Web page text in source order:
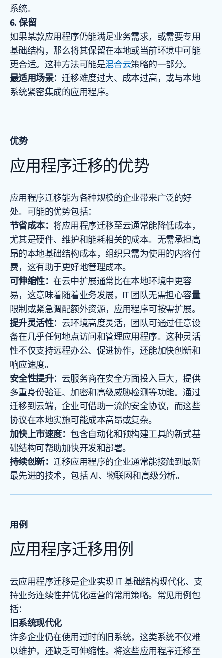
系统。
6. 保留
如果某款应用程序仍能满足业务需求，或需要专用
基础结构，那么将其保留在本地或当前环境中可能
更合适。这种方法可能是混合云策略的一部分。
最适用场景： 迁移难度过大、成本过高，或与本地
系统紧密集成的应用程序。
优势
应用程序迁移的优势
应用程序迁移能为各种规模的企业带来广泛的好
处。可能的优势包括：
节省成本：将应用程序迁移至云通常能降低成本，
尤其是硬件、维护和能耗相关的成本。无需承担高
昂的本地基础结构成本，组织只需为使用的内容付
费，这有助于更好地管理成本。
可伸缩性：在云中扩展通常比在本地环境中更容
易，这意味着随着业务发展，IT 团队无需担心容量
限制或紧急调配额外资源，应用程序可按需扩展。
提升灵活性： 云环境高度灵活，团队可通过任意设
备在几乎任何地点访问和管理应用程序。这种灵活
性不仅支持远程办公、促进协作，还能加快创新和
响应速度。
安全性提升： 云服务商在安全方面投入巨大，提供
多重身份验证、加密和高级威胁检测等功能。通过
迁移到云端，企业可借助一流的安全协议，而这些
协议在本地实施可能成本高昂或复杂。
加快上市速度：包含自动化和预构建工具的新式基
础结构可帮助加快开发和部署。
持续创新：迁移应用程序的企业通常能接触到最新
最先进的技术，包括 AI、物联网和高级分析。
用例
应用程序迁移用例
云应用程序迁移是企业实现 IT 基础结构现代化、支
持业务连续性并优化运营的常用策略。常见用例包
括：
旧系统现代化
许多企业仍在使用过时的旧系统，这类系统不仅难
以维护，还缺乏可伸缩性。将这些应用程序迁移至